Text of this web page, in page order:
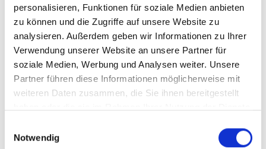
personalisieren, Funktionen für soziale Medien anbieten
zu können und die Zugriffe auf unsere Website zu
analysieren. Außerdem geben wir Informationen zu Ihrer
Verwendung unserer Website an unsere Partner für
soziale Medien, Werbung und Analysen weiter. Unsere
Partner führen diese Informationen möglicherweise mit
weiteren Daten zusammen, die Sie ihnen bereitgestellt
Notwendig
Gebühren für Film- und Fotoaufnahmen
275 KB
Konferenzräume
3 MB